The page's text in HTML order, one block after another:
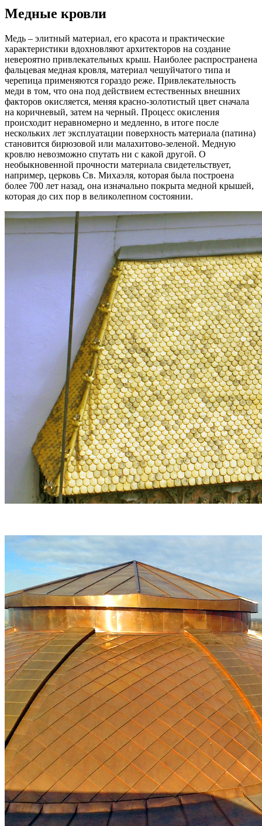
Медные кровли
Медь – элитный материал, его красота и практические
характеристики вдохновляют архитекторов на создание
невероятно привлекательных крыш. Наиболее распространена
фальцевая медная кровля, материал чешуйчатого типа и
черепица применяются гораздо реже. Привлекательность
меди в том, что она под действием естественных внешних
факторов окисляется, меняя красно-золотистый цвет сначала
на коричневый, затем на черный. Процесс окисления
происходит неравномерно и медленно, в итоге после
нескольких лет эксплуатации поверхность материала (патина)
становится бирюзовой или малахитово-зеленой. Медную
кровлю невозможно спутать ни с какой другой. О
необыкновенной прочности материала свидетельствует,
например, церковь Св. Михаэля, которая была построена
более 700 лет назад, она изначально покрыта медной крышей,
которая до сих пор в великолепном состоянии.